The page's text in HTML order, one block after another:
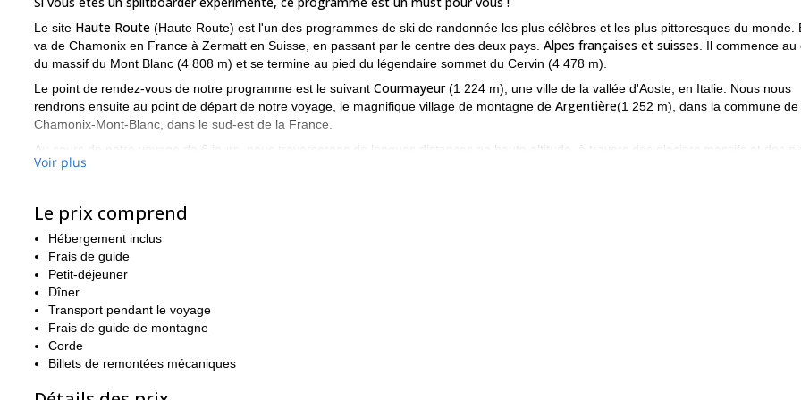
Le site Haute Route (Haute Route) est l'un des programmes de ski de randonnée les plus célèbres et les plus pittoresques du monde.
va de Chamonix en France à Zermatt en Suisse, en passant par le centre des deux pays. Alpes françaises et suisses . Il commence
du massif du Mont Blanc (4 808 m) et se termine au pied du légendaire sommet du Cervin (4 478 m).
Le point de rendez-vous de notre programme est le suivant Courmayeur(1 224 m), une ville de la vallée d'Aoste, en Italie. Nous nous
rendrons ensuite au point de départ de notre voyage, le magnifique village de montagne de Argentière(1 252 m), dans la commune de
Chamonix-Mont-Blanc, dans le sud-est de la France.
Au cours de notre voyage de 6 jours, nous traverserons de longues distances en haute altitude, à travers des glaciers massifs et des
rocheux enneigés, tels que le
Mont Rose
route, nous passerons les 5 nuits dans différents refuges de montagne afin de rester en haute altitude. Notre descente finale nous
Zermatt(1 608 m), un village alpin situé sous la face est du Cervin, dans le canton suisse germanophone du Valais.
Il s'agit d'une longue et difficile aventure en haute altitude.
préalable du splitboard.
compétences techniques et beaucoup d'efforts pour être réalisé.
Vous trouverez ci-dessous l'itinéraire détaillé du programme, avec les temps d'ascension estimés et le dénivelé cumulé par jour.
Ne manquez pas ce programme emblématique au cœur des Alpes ! Envoyez-moi votre demande de réservation dès maintenant.
Au cas où vous seriez intéressé, je propose également un service de
d'autres sorties en splitboard dans la région, je vous recommande le
Voir plus
Le prix comprend
Hébergement inclus
Frais de guide
Petit-déjeuner
Dîner
Transport pendant le voyage
Frais de guide de montagne
Corde
Billets de remontées mécaniques